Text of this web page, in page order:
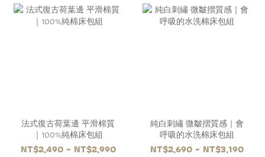
法式復古荷葉邊 平滑棉質
｜100%純棉床包組
NT$2,490 ~ NT$2,990
純白刺繡 微皺摺質感｜會
呼吸的水洗棉床包組
NT$2,690 ~ NT$3,190